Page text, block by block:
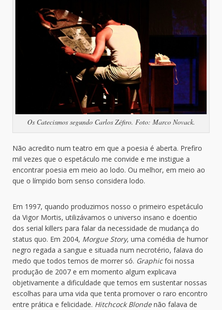
Os Catecismos segundo Carlos Zéfiro. Foto: Marco Novack.
Não acredito num teatro em que a poesia é aberta. Prefiro
mil vezes que o espetáculo me convide e me instigue a
encontrar poesia em meio ao lodo. Ou melhor, em meio ao
que o límpido bom senso considera lodo.
Em 1997, quando produzimos nosso o primeiro espetáculo
da Vigor Mortis, utilizávamos o universo insano e doentio
dos serial killers para falar da necessidade de mudança do
status quo. Em 2004, Morgue Story, uma comédia de humor
negro regada a sangue e situada num necrotério, falava do
medo que todos temos de morrer só. Graphicfoi nossa
produção de 2007 e em momento algum explicava
objetivamente a dificuldade que temos em sustentar nossas
escolhas para uma vida que tenta promover o raro encontro
entre prática e felicidade. Hitchcock Blondenão falava de